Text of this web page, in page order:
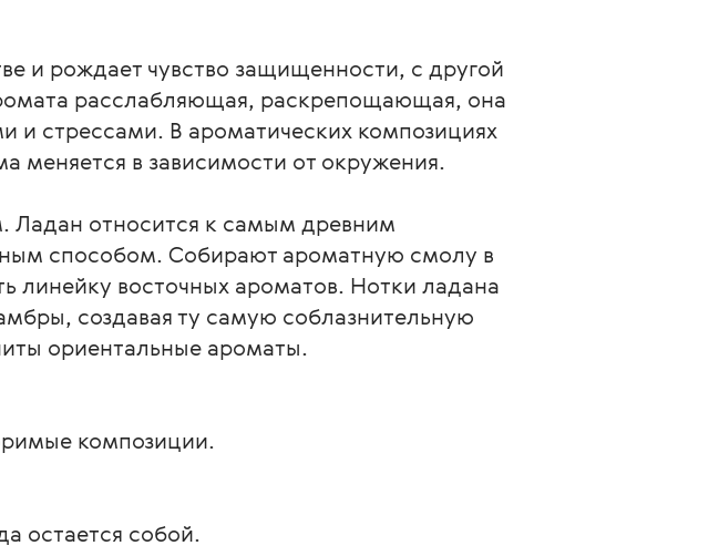
и рождает чувство защищенности, с другой
расслабляющая, раскрепощающая, она
и стрессами. В ароматических композициях
меняется в зависимости от окружения.
Ладан относится к самым древним
способом. Собирают ароматную смолу в
линейку восточных ароматов. Нотки ладана
создавая ту самую соблазнительную
ориентальные ароматы.
композиции.
остается собой.